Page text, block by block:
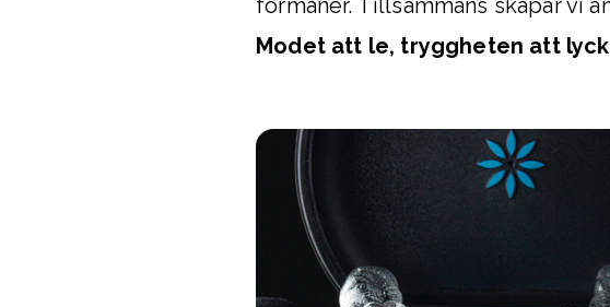
förmåner. Tillsammans skapar vi
Modet att le, tryggheten att